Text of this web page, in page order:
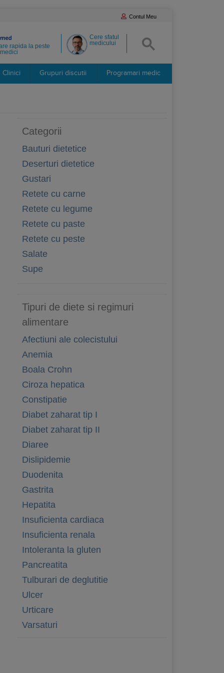
Contul Meu
Cere sfatul
medicului
rapida la peste
Clinici Grupuri discutii Programari medic
Categorii
Bauturi dietetice
Deserturi dietetice
Gustari
Retete cu carne
Retete cu legume
Retete cu paste
Retete cu peste
Salate
Supe
Tipuri de diete si regimuri
alimentare
Afectiuni ale colecistului
Anemia
Boala Crohn
Ciroza hepatica
Constipatie
Diabet zaharat tip I
Diabet zaharat tip II
Diaree
Dislipidemie
Duodenita
Gastrita
Hepatita
Insuficienta cardiaca
Insuficienta renala
Intoleranta la gluten
Pancreatita
Tulburari de deglutitie
Ulcer
Urticare
Varsaturi